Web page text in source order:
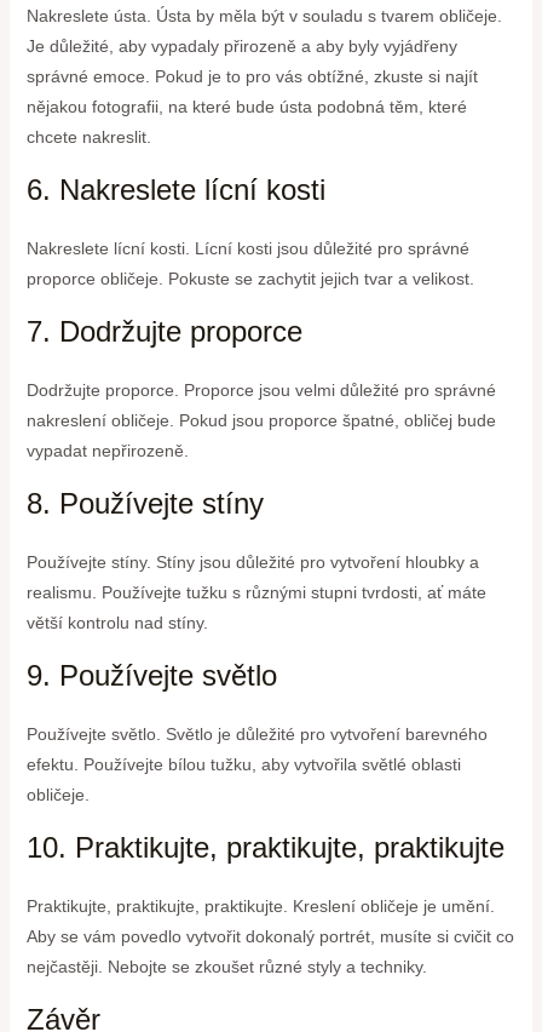
Nakreslete ústa. Ústa by měla být v souladu s tvarem obličeje.
Je důležité, aby vypadaly přirozeně a aby byly vyjádřeny
správné emoce. Pokud je to pro vás obtížné, zkuste si najít
nějakou fotografii, na které bude ústa podobná těm, které
chcete nakreslit.
6. Nakreslete lícní kosti
Nakreslete lícní kosti. Lícní kosti jsou důležité pro správné
proporce obličeje. Pokuste se zachytit jejich tvar a velikost.
7. Dodržujte proporce
Dodržujte proporce. Proporce jsou velmi důležité pro správné
nakreslení obličeje. Pokud jsou proporce špatné, obličej bude
vypadat nepřirozeně.
8. Používejte stíny
Používejte stíny. Stíny jsou důležité pro vytvoření hloubky a
realismu. Používejte tužku s různými stupni tvrdosti, ať máte
větší kontrolu nad stíny.
9. Používejte světlo
Používejte světlo. Světlo je důležité pro vytvoření barevného
efektu. Používejte bílou tužku, aby vytvořila světlé oblasti
obličeje.
10. Praktikujte, praktikujte, praktikujte
Praktikujte, praktikujte, praktikujte. Kreslení obličeje je umění.
Aby se vám povedlo vytvořit dokonalý portrét, musíte si cvičit co
nejčastěji. Nebojte se zkoušet různé styly a techniky.
Závěr